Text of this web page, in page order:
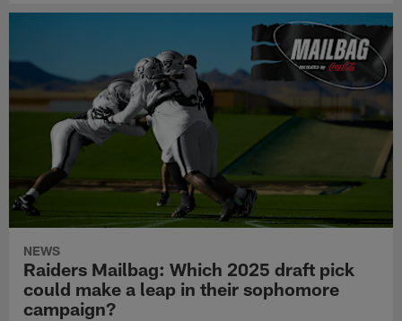
NEWS
Raiders Mailbag: Which 2025 draft pick
could make a leap in their sophomore
campaign?